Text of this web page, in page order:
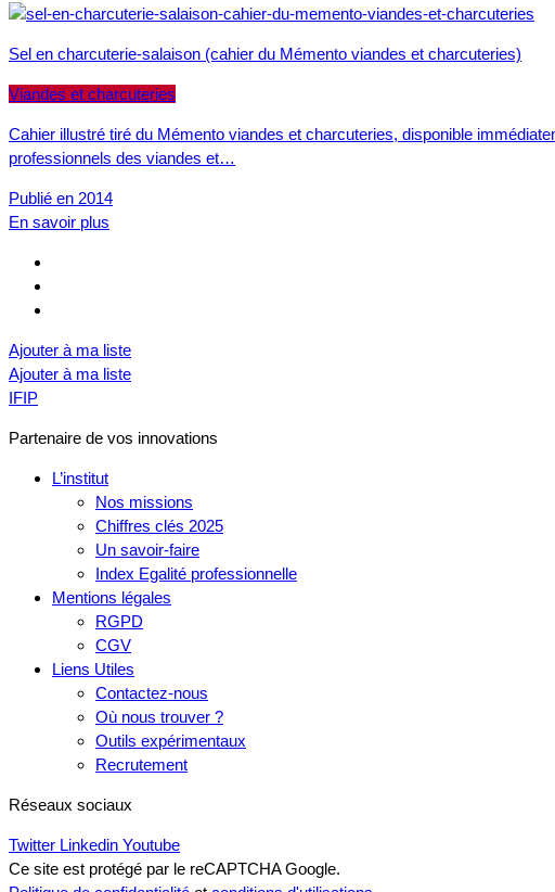
Sel en charcuterie-salaison (cahier du Mémento viandes et charcuteries)
Viandes et charcuteries
Cahier illustré tiré du Mémento viandes et charcuteries, disponible
professionnels des viandes et…
Publié en 2014
En savoir plus
Ajouter à ma liste
Ajouter à ma liste
IFIP
Partenaire de vos innovations
L’institut
Nos missions
Chiffres clés 2025
Un savoir-faire
Index Egalité professionnelle
Mentions légales
RGPD
CGV
Liens Utiles
Contactez-nous
Où nous trouver ?
Outils expérimentaux
Recrutement
Réseaux sociaux
Twitter Linkedin Youtube
Ce site est protégé par le reCAPTCHA Google.